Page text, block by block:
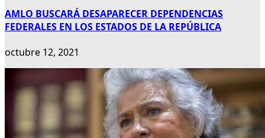
AMLO BUSCARÁ DESAPARECER DEPENDENCIAS
FEDERALES EN LOS ESTADOS DE LA REPÚBLICA
octubre 12, 2021